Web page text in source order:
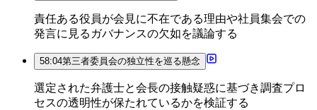
責任ある役員が会見に不在である理由や社員集会での
発言に見るガバナンスの欠如を議論する
58:04第三者委員会の独立性を巡る懸念
選定された弁護士と会長の接触疑惑に基づき調査プロ
セスの透明性が保たれているかを検証する